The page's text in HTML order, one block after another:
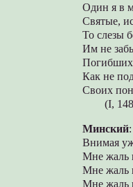
Один я в
Святые,
То слезы
Им не
Погибших
Как не
Своих
(I,
Минский:
Внимая
Мне жаль
Мне жаль
Мне жаль